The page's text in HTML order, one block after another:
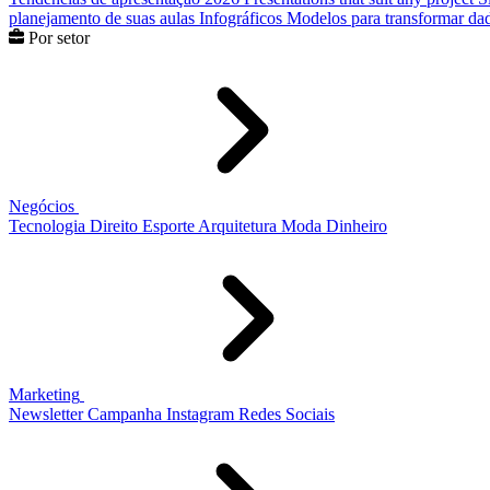
planejamento de suas aulas Infográficos Modelos para transformar
Por setor
Negócios
Tecnologia Direito Esporte Arquitetura Moda Dinheiro
Marketing
Newsletter Campanha Instagram Redes Sociais